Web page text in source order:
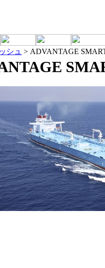
シュ > ADVANTAGE